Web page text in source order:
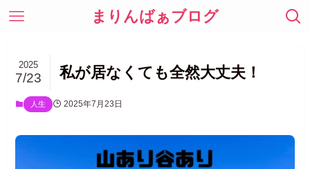
まりんばぁブログ
私が居なくても全然大丈夫！
2025
7/23
人生 2025年7月23日